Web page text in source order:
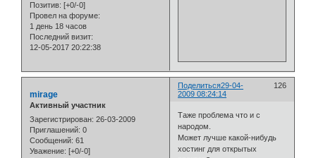
Позитив: [+0/-0]
Провел на форуме:
1 день 18 часов
Последний визит:
12-05-2017 20:22:38
Поделиться 126
29-04-
2009 08:24:14
mirage
Активный участник
Зарегистрирован: 26-03-2009
Приглашений: 0
Сообщений: 61
Уважение: [+0/-0]
Таже проблема что и с
народом.
Может лучше какой-нибудь
хостинг для открытых